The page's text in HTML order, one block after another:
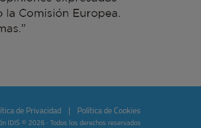
de Privacidad Política de Cookies
IDIS © 2026 · Todos los derechos reservados